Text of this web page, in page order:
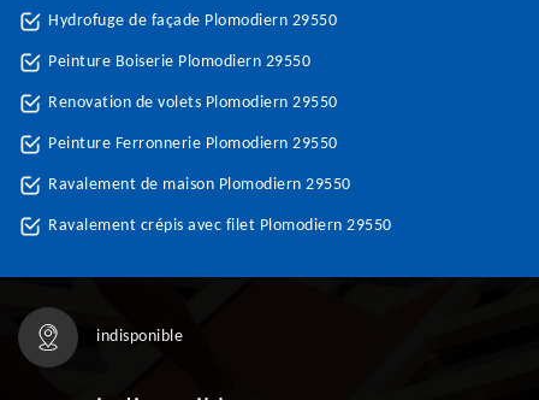
Hydrofuge de façade Plomodiern 29550
Peinture Boiserie Plomodiern 29550
Renovation de volets Plomodiern 29550
Peinture Ferronnerie Plomodiern 29550
Ravalement de maison Plomodiern 29550
Ravalement crépis avec filet Plomodiern 29550
indisponible